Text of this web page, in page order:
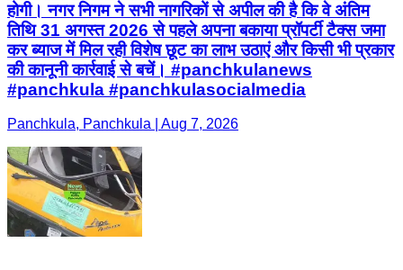
होगी। नगर निगम ने सभी नागरिकों से अपील की है कि वे अंतिम
तिथि 31 अगस्त 2026 से पहले अपना बकाया प्रॉपर्टी टैक्स जमा
कर ब्याज में मिल रही विशेष छूट का लाभ उठाएं और किसी भी प्रकार
की कानूनी कार्रवाई से बचें। #panchkulanews
#panchkula #panchkulasocialmedia
Panchkula, Panchkula | Aug 7, 2026